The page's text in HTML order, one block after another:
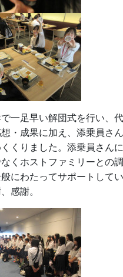
一足早い解団式を行い、
・成果に加え、添乗員さ
くりました。添乗員さん
くホストファミリーとの
にわたってサポートして
感謝。